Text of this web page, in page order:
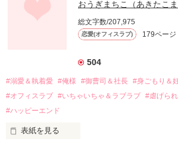
しかし、ある出来事をきっかけに二人の関
関係修復もできないまま、美桜は両親の離
引っ越すことになり、哲平とも離れ離れに
それから約十二年後。
過去の傷から、二度と会いたくないと思っ
運命のような再会を果たす。
酔った勢いで一夜を共にしてしまった。
さらに、美桜が初めてだと知った哲平は
おうぎまちこ（あきたこま
総文字数/207,975
恋愛(オフィスラブ) 179ページ
504
#溺愛＆執着愛 #俺様 #御曹司＆社長 #身ごもり＆
#オフィスラブ #いちゃいちゃ＆ラブラブ #虐げら
#ハッピーエンド
表紙を見る